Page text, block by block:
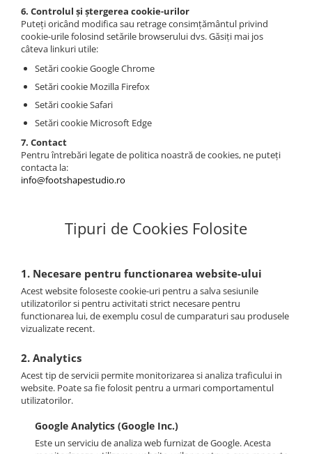
6. Controlul și ștergerea cookie-urilor
Puteți oricând modifica sau retrage consimțământul privind
cookie-urile folosind setările browserului dvs. Găsiți mai jos
câteva linkuri utile:
Setări cookie Google Chrome
Setări cookie Mozilla Firefox
Setări cookie Safari
Setări cookie Microsoft Edge
7. Contact
Pentru întrebări legate de politica noastră de cookies, ne puteți
contacta la:
info@footshapestudio.ro
Tipuri de Cookies Folosite
1. Necesare pentru functionarea website-ului
Acest website foloseste cookie-uri pentru a salva sesiunile
utilizatorilor si pentru activitati strict necesare pentru
functionarea lui, de exemplu cosul de cumparaturi sau produsele
vizualizate recent.
2. Analytics
Acest tip de servicii permite monitorizarea si analiza traficului in
website. Poate sa fie folosit pentru a urmari comportamentul
utilizatorilor.
Google Analytics (Google Inc.)
Este un serviciu de analiza web furnizat de Google. Acesta